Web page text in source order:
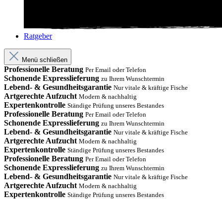
Ratgeber
Menü schließen
Professionelle Beratung Per Email oder Telefon
Schonende Expresslieferung zu Ihrem Wunschtermin
Lebend- & Gesundheitsgarantie Nur vitale & kräftige Fische
Artgerechte Aufzucht Modern & nachhaltig
Expertenkontrolle Ständige Prüfung unseres Bestandes
Professionelle Beratung Per Email oder Telefon
Schonende Expresslieferung zu Ihrem Wunschtermin
Lebend- & Gesundheitsgarantie Nur vitale & kräftige Fische
Artgerechte Aufzucht Modern & nachhaltig
Expertenkontrolle Ständige Prüfung unseres Bestandes
Professionelle Beratung Per Email oder Telefon
Schonende Expresslieferung zu Ihrem Wunschtermin
Lebend- & Gesundheitsgarantie Nur vitale & kräftige Fische
Artgerechte Aufzucht Modern & nachhaltig
Expertenkontrolle Ständige Prüfung unseres Bestandes